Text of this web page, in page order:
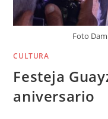
Foto
CULTURA
Festeja
aniversario